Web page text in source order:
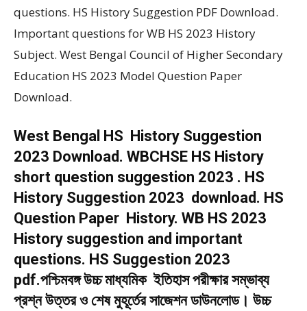
questions. HS History Suggestion PDF Download.
Important questions for WB HS 2023 History
Subject. West Bengal Council of Higher Secondary
Education HS 2023 Model Question Paper
Download.
West Bengal HS History Suggestion
2023 Download. WBCHSE HS History
short question suggestion 2023 . HS
History Suggestion 2023 download. HS
Question Paper History. WB HS 2023
History suggestion and important
questions. HS Suggestion 2023
pdf.পশ্চিমবঙ্গ উচ্চ মাধ্যমিক ইতিহাস পরীক্ষার সম্ভাব্য
প্রশ্ন উত্তর ও শেষ মুহূর্তের সাজেশন ডাউনলোড। উচ্চ